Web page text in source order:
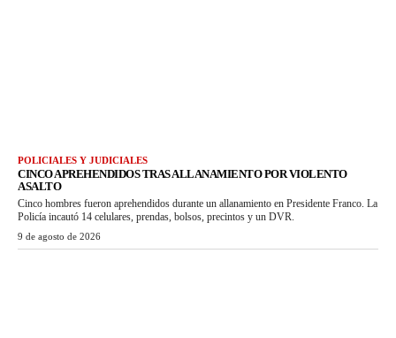
POLICIALES Y JUDICIALES
CINCO APREHENDIDOS TRAS ALLANAMIENTO POR VIOLENTO
ASALTO
Cinco hombres fueron aprehendidos durante un allanamiento en Presidente Franco. La
Policía incautó 14 celulares, prendas, bolsos, precintos y un DVR.
9 de agosto de 2026